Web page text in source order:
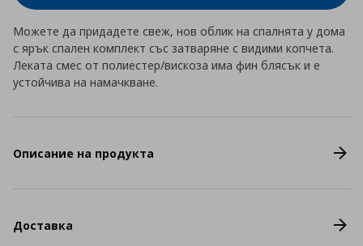
Можете да придадете свеж, нов облик на спалнята у дома
с ярък спален комплект със затваряне с видими копчета.
Леката смес от полиестер/вискоза има фин блясък и е
устойчива на намачкване.
Описание на продукта
Доставка